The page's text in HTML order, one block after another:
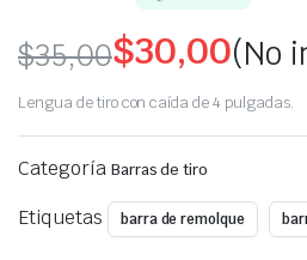
$35,00
Original
price
was:
$35,00.
$30,00
Current
price
is:
$30,00.
(No
Lengua de tiro con caída de 4 pulgadas.
Categoría Barras de tiro
Etiquetas barra de remolque